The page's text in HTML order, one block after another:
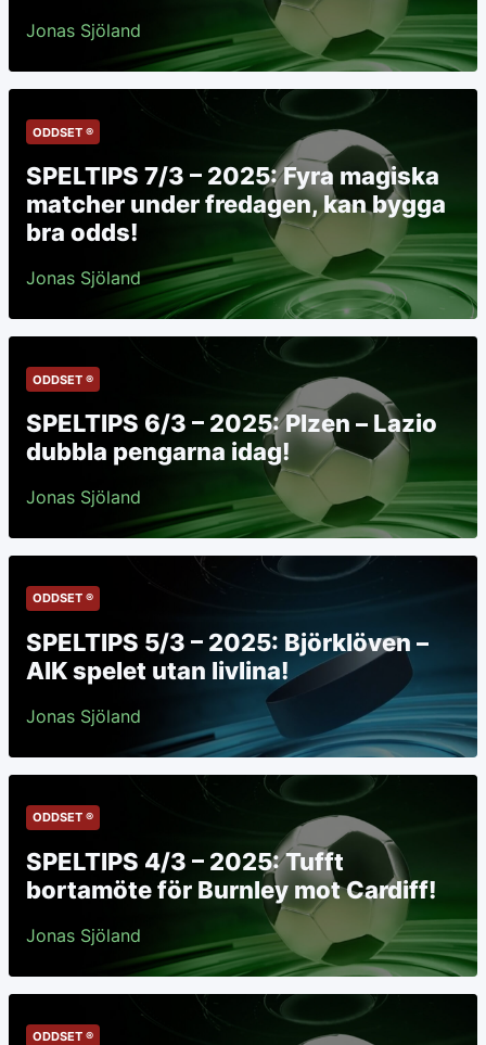
Jonas Sjöland
ODDSET ®
SPELTIPS 7/3 – 2025: Fyra magiska
matcher under fredagen, kan bygga
bra odds!
Jonas Sjöland
ODDSET ®
SPELTIPS 6/3 – 2025: Plzen – Lazio
dubbla pengarna idag!
Jonas Sjöland
ODDSET ®
SPELTIPS 5/3 – 2025: Björklöven –
AIK spelet utan livlina!
Jonas Sjöland
ODDSET ®
SPELTIPS 4/3 – 2025: Tufft
bortamöte för Burnley mot Cardiff!
Jonas Sjöland
ODDSET ®